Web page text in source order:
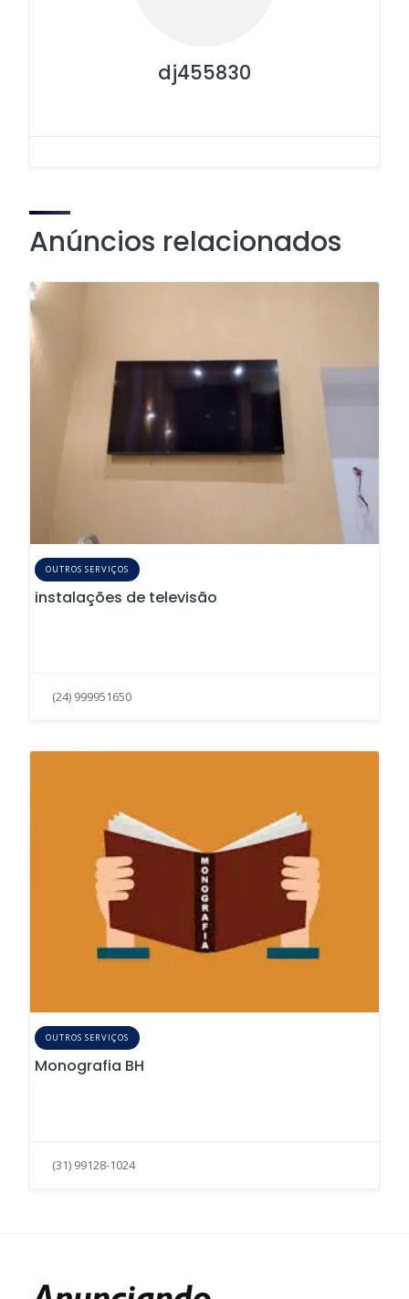
dj455830
Anúncios relacionados
OUTROS SERVIÇOS
instalações de televisão
(24) 999951650
OUTROS SERVIÇOS
Monografia BH
(31) 99128-1024